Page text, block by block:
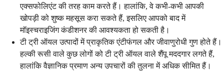
एक्सफोलिएंट की तरह काम करते हैं। हालांकि, वे कभी-कभी आपकी
खोपड़ी को शुष्क महसूस करा सकते हैं, इसलिए आपको बाद में
मॉइस्चराइजिंग कंडीशनर की आवश्यकता हो सकती है।
टी ट्री ऑयल उत्पादों में प्राकृतिक एंटीफंगल और जीवाणुरोधी गुण होते हैं।
हल्की रूसी वाले कुछ लोगों को टी ट्री ऑयल वाले शैंपू मददगार लगते हैं,
हालांकि वैज्ञानिक प्रमाण अन्य उपचारों की तुलना में अधिक सीमित हैं।